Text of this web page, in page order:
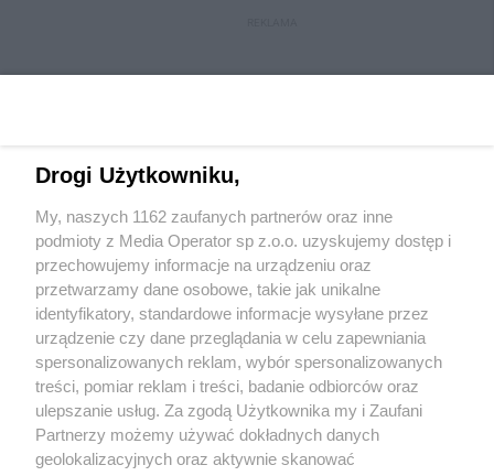
Wydawca mediówlokalnych
Nie zapomnij
zapoznać się z:
polityką prywatności regulamin korzystania z portali
Twojemiasto
Piekary Śląskie
Chorzów
Skontakuj sięz nami
Kontakt
Wydawca
Drogi Użytkowniku,
My, naszych 1162 zaufanych partnerów oraz inne
podmioty z Media Operator sp z.o.o. uzyskujemy dostęp i
przechowujemy informacje na urządzeniu oraz
przetwarzamy dane osobowe, takie jak unikalne
identyfikatory, standardowe informacje wysyłane przez
urządzenie czy dane przeglądania w celu zapewniania
spersonalizowanych reklam, wybór spersonalizowanych
treści, pomiar reklam i treści, badanie odbiorców oraz
ulepszanie usług. Za zgodą Użytkownika my i Zaufani
Partnerzy możemy używać dokładnych danych
geolokalizacyjnych oraz aktywnie skanować